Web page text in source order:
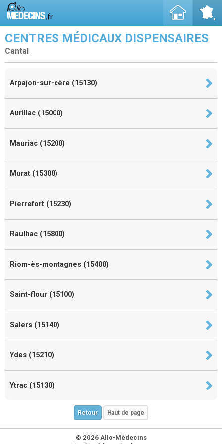
CENTRES MÉDICAUX DISPENSAIRES
Cantal
Arpajon-sur-cère (15130)
Aurillac (15000)
Mauriac (15200)
Murat (15300)
Pierrefort (15230)
Raulhac (15800)
Riom-ès-montagnes (15400)
Saint-flour (15100)
Salers (15140)
Ydes (15210)
Ytrac (15130)
Retour Haut de page
© 2026 Allo-Médecins